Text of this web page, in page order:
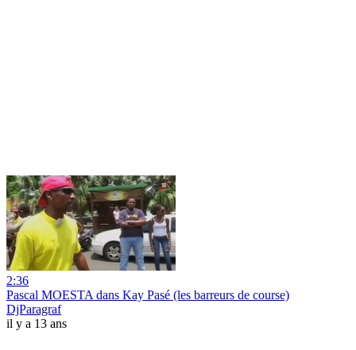
2:36
Pascal MOESTA dans Kay Pasé (les barreurs de course)
DjParagraf
il y a 13 ans